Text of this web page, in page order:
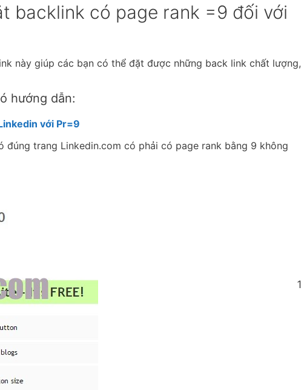
backlink có page rank =9 đối với
này giúp các bạn có thể đặt được những back link chất lượng,
hướng dẫn:
với Pr=9
trang Linkedin.com có phải có page rank bằng 9 không